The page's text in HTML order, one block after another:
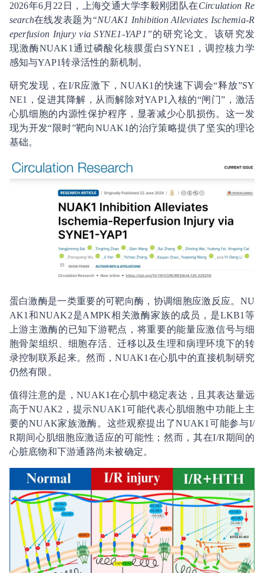
2026年6月22日，上海交通大学李毅刚团队在Circulation Re
search在线发表题为“NUAK1 Inhibition Alleviates Ischemia-R
eperfusion Injury via SYNE1-YAP1”的研究论文。该研究发
现激酶NUAK1通过磷酸化核膜蛋白SYNE1，调控核力学
感知与YAP1转录活性的新机制。
研究发现，在I/R应激下，NUAK1的快速下调会“释放”SY
NE1，促进其降解，从而解除对YAP1入核的“闸门”，激活
心肌细胞的内源性保护程序，显著减少心肌损伤。这一发
现为开发“限时”靶向NUAK1的治疗策略提供了坚实的理论
基础。
蛋白激酶是一类重要的可靶向酶，协调细胞应激反应。NU
AK1和NUAK2是AMPK相关激酶家族的成员，是LKB1等
上游主激酶的已知下游靶点，将重要的能量应激信号与细
胞骨架组织、细胞存活、迁移以及生理和病理环境下的转
录控制联系起来。然而，NUAK1在心肌中的直接机制研究
仍然有限。
值得注意的是，NUAK1在心肌中稳定表达，且其表达量远
高于NUAK2，提示NUAK1可能代表心肌细胞中功能上主
要的NUAK家族激酶。这些观察提出了NUAK1可能参与I/
R期间心肌细胞应激适应的可能性；然而，其在I/R期间的
心脏底物和下游通路尚未被确定。